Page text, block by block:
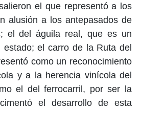
el que representó a los
alusión a los antepasados de
el del águila real, que es un
estado; el carro de la Ruta del
como un reconocimiento
y a la herencia vinícola del
el del ferrocarril, por ser la
el desarrollo de esta